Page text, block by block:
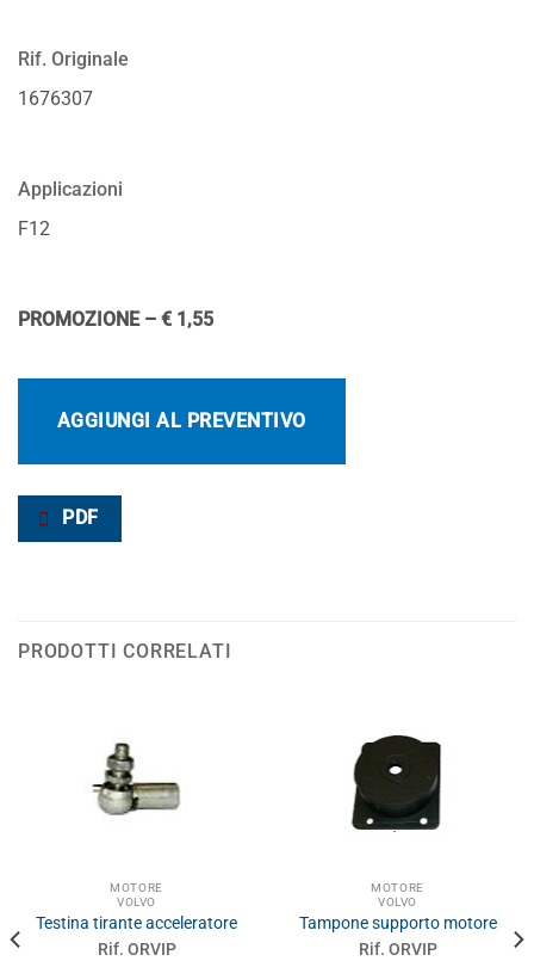
Rif. Originale
1676307
Applicazioni
F12
PROMOZIONE – € 1,55
AGGIUNGI AL PREVENTIVO
PDF
PRODOTTI CORRELATI
MOTORE
VOLVO
Testina tirante acceleratore
Rif. ORVIP
MOTORE
VOLVO
Tampone supporto motore
Rif. ORVIP